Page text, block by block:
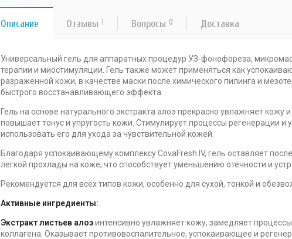
Описание Отзывы 1 Вопросы 0 Доставка
Универсальный гель для аппаратных процедур УЗ-фонофореза,
терапии и миостимуляции. Гель также может применяться как
разраженной кожи, в качестве маски после химического пилинга и
быстрого восстанавливающего эффекта.
Гель на основе натурального экстракта алоэ прекрасно увлажняет кожу
повышает тонус и упругость кожи. Стимулирует процессы регенерации и
использовать его для ухода за чувствительной кожей.
Благодаря успокаивающему комплексу CovaFresh IV, гель оставляет
легкой прохлады на коже, что способствует уменьшению отёчности и
Рекомендуется для всех типов кожи, особенно для сухой, тонкой и
Активные ингредиенты:
Экстракт листьев алоэинтенсивно увлажняет кожу, замедляет процессы
коллагена. Оказывает противовоспалительное, успокаивающее и